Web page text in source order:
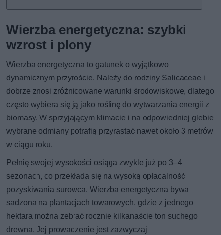
Wierzba energetyczna: szybki
wzrost i plony
Wierzba energetyczna to gatunek o wyjątkowo
dynamicznym przyroście. Należy do rodziny Salicaceae i
dobrze znosi zróżnicowane warunki środowiskowe, dlatego
często wybiera się ją jako roślinę do wytwarzania energii z
biomasy. W sprzyjającym klimacie i na odpowiedniej glebie
wybrane odmiany potrafią przyrastać nawet około 3 metrów
w ciągu roku.
Pełnię swojej wysokości osiąga zwykle już po 3–4
sezonach, co przekłada się na wysoką opłacalność
pozyskiwania surowca. Wierzba energetyczna bywa
sadzona na plantacjach towarowych, gdzie z jednego
hektara można zebrać rocznie kilkanaście ton suchego
drewna. Jej prowadzenie jest zazwyczaj